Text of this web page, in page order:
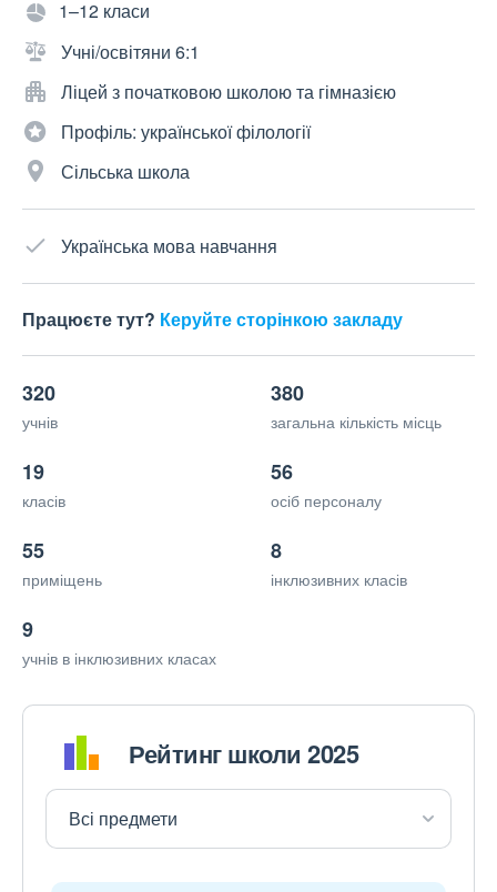
1–12 класи
Учні/освітяни 6:1
Ліцей з початковою школою та гімназією
Профіль: української філології
Сільська школа
Українська мова навчання
Працюєте тут? Керуйте сторінкою закладу
320
учнів
380
загальна кількість місць
19
класів
56
осіб персоналу
55
приміщень
8
інклюзивних класів
9
учнів в інклюзивних класах
Рейтинг школи 2025